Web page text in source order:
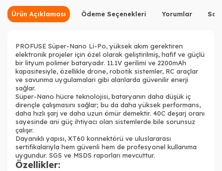
Ürün Açıklaması Ödeme Seçenekleri Yorumlar
PROFUSE Süper-Nano Li-Po, yüksek akım gerektiren
elektronik projeler için özel olarak geliştirilmiş, hafif ve güçlü
bir lityum polimer bataryadır. 11.1V gerilimi ve 2200mAh
kapasitesiyle, özellikle drone, robotik sistemler, RC araçlar
ve savunma uygulamaları gibi alanlarda güvenilir enerji
sağlar.
Süper-Nano hücre teknolojisi, bataryanın daha düşük iç
dirençle çalışmasını sağlar; bu da daha yüksek performans,
daha hızlı şarj ve daha uzun ömür demektir. 40C deşarj oranı
sayesinde ani güç ihtiyacı olan sistemlerde bile sorunsuz
çalışır.
Dayanıklı yapısı, XT60 konnektörü ve uluslararası
sertifikalarıyla hem güvenli hem de profesyonel kullanıma
uygundur. SGS ve MSDS raporları mevcuttur.
Özellikler: